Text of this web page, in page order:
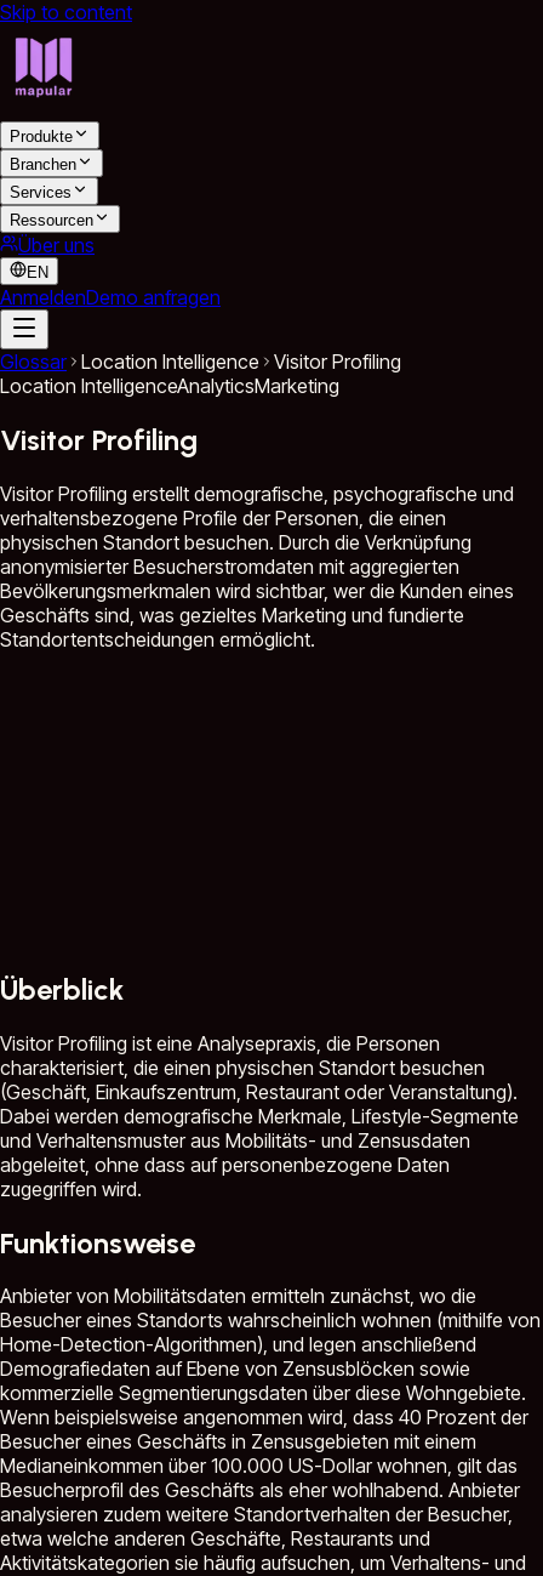
Skip to content
Produkte
Branchen
Services
Ressourcen
Über uns
EN
AnmeldenDemo anfragen
Glossar Location Intelligence
Visitor Profiling
Location IntelligenceAnalyticsMarketing
Visitor Profiling
Visitor Profiling erstellt demografische, psychografische und
verhaltensbezogene Profile der Personen, die einen
physischen Standort besuchen. Durch die Verknüpfung
anonymisierter Besucherstromdaten mit aggregierten
Bevölkerungsmerkmalen wird sichtbar, wer die Kunden eines
Geschäfts sind, was gezieltes Marketing und fundierte
Standortentscheidungen ermöglicht.
Überblick
Visitor Profiling ist eine Analysepraxis, die Personen
charakterisiert, die einen physischen Standort besuchen
(Geschäft, Einkaufszentrum, Restaurant oder Veranstaltung).
Dabei werden demografische Merkmale, Lifestyle-Segmente
und Verhaltensmuster aus Mobilitäts- und Zensusdaten
abgeleitet, ohne dass auf personenbezogene Daten
zugegriffen wird.
Funktionsweise
Anbieter von Mobilitätsdaten ermitteln zunächst, wo die
Besucher eines Standorts wahrscheinlich wohnen (mithilfe von
Home-Detection-Algorithmen), und legen anschließend
Demografiedaten auf Ebene von Zensusblöcken sowie
kommerzielle Segmentierungsdaten über diese Wohngebiete.
Wenn beispielsweise angenommen wird, dass 40 Prozent der
Besucher eines Geschäfts in Zensusgebieten mit einem
Medianeinkommen über 100.000 US-Dollar wohnen, gilt das
Besucherprofil des Geschäfts als eher wohlhabend. Anbieter
analysieren zudem weitere Standortverhalten der Besucher,
etwa welche anderen Geschäfte, Restaurants und
Aktivitätskategorien sie häufig aufsuchen, um Verhaltens- und